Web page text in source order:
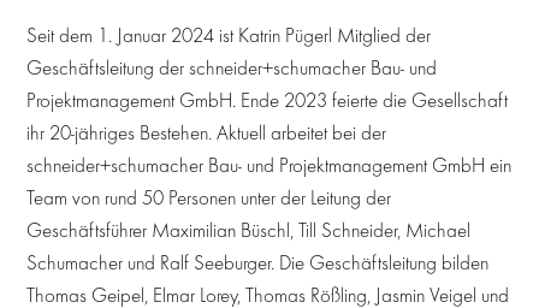
Seit dem 1. Januar 2024 ist Katrin Pügerl Mitglied der
Geschäftsleitung der schneider+schumacher Bau- und
Projektmanagement GmbH. Ende 2023 feierte die Gesellschaft
ihr 20-jähriges Bestehen. Aktuell arbeitet bei der
schneider+schumacher Bau- und Projektmanagement GmbH ein
Team von rund 50 Personen unter der Leitung der
Geschäftsführer Maximilian Büschl, Till Schneider, Michael
Schumacher und Ralf Seeburger. Die Geschäftsleitung bilden
Thomas Geipel, Elmar Lorey, Thomas Rößling, Jasmin Veigel und